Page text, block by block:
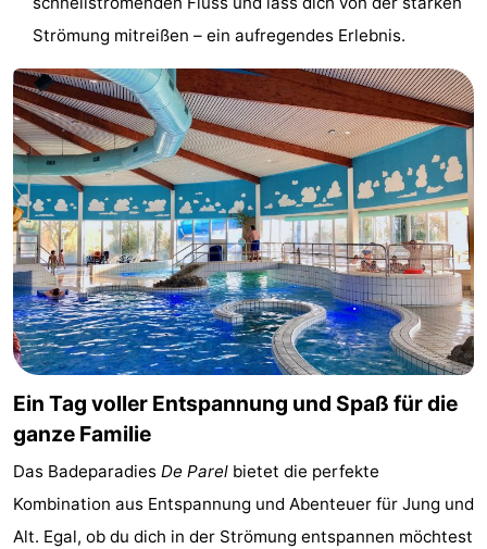
Schwimmbader
Radfahren
-
Wandern
-
Reiten
-
Reitschulen
-
Golfplatze
-
Sportangeln
Mondriaan
Essen
und
trinken
Veranstaltungen
Ringstechen
Strömung mitreißen – ein aufregendes Erlebnis.
Ein Tag voller Entspannung und Spaß für die
ganze Familie
Das Badeparadies De Parel bietet die perfekte
Kombination aus Entspannung und Abenteuer für Jung und
Alt. Egal, ob du dich in der Strömung entspannen möchtest